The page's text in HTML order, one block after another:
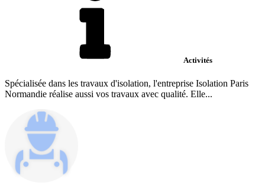
Activités
Spécialisée dans les travaux d'isolation, l'entreprise Isolation Paris
Normandie réalise aussi vos travaux avec qualité. Elle...